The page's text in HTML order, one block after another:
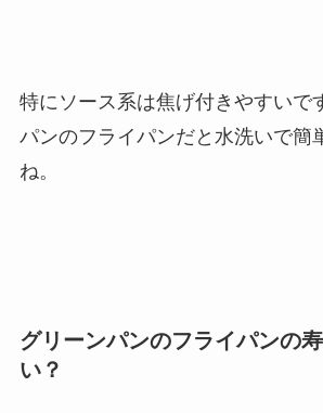
特にソース系は焦げ付きやすいで
パンのフライパンだと水洗いで簡
ね。
グリーンパンのフライパンの
い？